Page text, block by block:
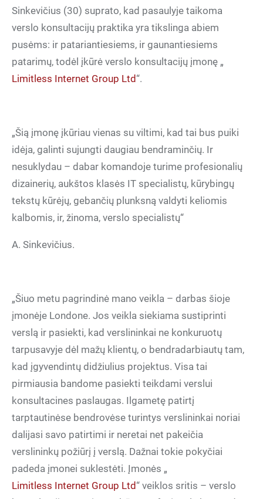
Sinkevičius (30) suprato, kad pasaulyje taikoma
verslo konsultacijų praktika yra tikslinga abiem
pusėms: ir patariantiesiems, ir gaunantiesiems
patarimų, todėl įkūrė verslo konsultacijų įmonę „
Limitless Internet Group Ltd “.
„Šią įmonę įkūriau vienas su viltimi, kad tai bus puiki
idėja, galinti sujungti daugiau bendraminčių. Ir
nesuklydau – dabar komandoje turime profesionalių
dizainerių, aukštos klasės IT specialistų, kūrybingų
tekstų kūrėjų, gebančių plunksną valdyti keliomis
kalbomis, ir, žinoma, verslo specialistų“
A. Sinkevičius.
„Šiuo metu pagrindinė mano veikla – darbas šioje
įmonėje Londone. Jos veikla siekiama sustiprinti
verslą ir pasiekti, kad verslininkai ne konkuruotų
tarpusavyje dėl mažų klientų, o bendradarbiautų tam,
kad įgyvendintų didžiulius projektus. Visa tai
pirmiausia bandome pasiekti teikdami verslui
konsultacines paslaugas. Ilgametę patirtį
tarptautinėse bendrovėse turintys verslininkai noriai
dalijasi savo patirtimi ir neretai net pakeičia
verslininkų požiūrį į verslą. Dažnai tokie pokyčiai
padeda įmonei suklestėti. Įmonės „
Limitless Internet Group Ltd “ veiklos sritis – verslo